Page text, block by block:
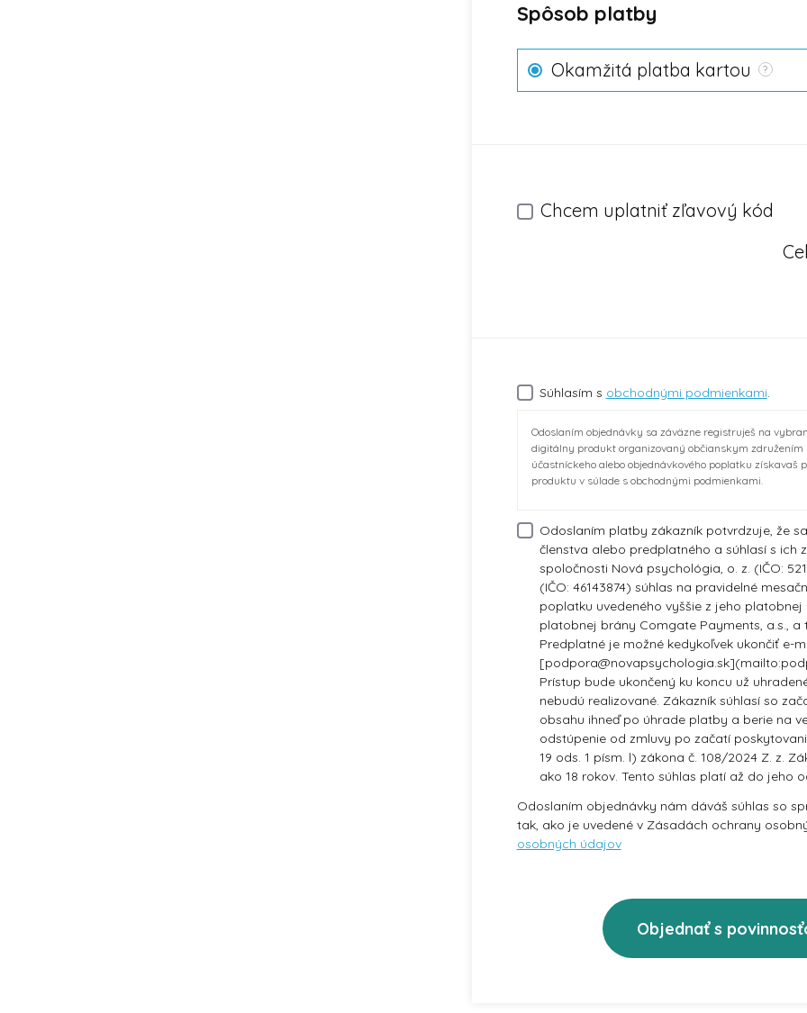
Spôsob platby
Okamžitá platba kartou ?
Chcem uplatniť zľavový kód
Súhlasím s obchodnými podmienkami.
Odoslaním objednávky sa záväzne registruješ na
digitálny produkt organizovaný občianskym združením
účastníckeho alebo objednávkového poplatku
produktu v súlade s obchodnými podmienkami.
Odoslaním platby zákazník potvrdzuje, že
členstva alebo predplatného a súhlasí s ich
spoločnosti Nová psychológia, o. z. (IČO:
(IČO: 46143874) súhlas na pravidelné
poplatku uvedeného vyššie z jeho
platobnej brány Comgate Payments, a.s.,
Predplatné je možné kedykoľvek ukončiť e-
Prístup bude ukončený ku koncu už
nebudú realizované. Zákazník súhlasí so
obsahu ihneď po úhrade platby a berie na
odstúpenie od zmluvy po začatí
19 ods. 1 písm. l) zákona č. 108/2024 Z. z.
ako 18 rokov. Tento súhlas platí až do jeho
Odoslaním objednávky nám dáváš súhlas so
tak, ako je uvedené v Zásadách ochrany
osobných údajov
Objednať s